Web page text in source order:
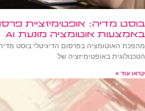
בוסט מדיה: אופטימיזציית
באמצעות אוטומציה מונעת AI
מהפכת האוטומציה בפרסום הדיגיטלי בוסט
הטכנולוגית באופטימיזציה של
קראו עוד »